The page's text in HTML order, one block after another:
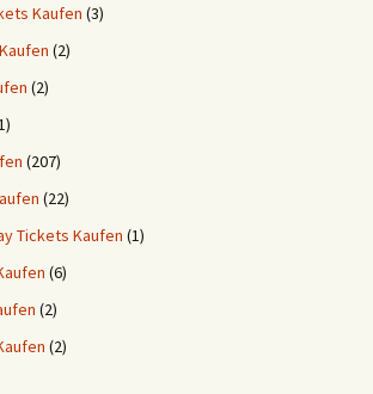
Kaufen (3)
(2)
(2)
(207)
(22)
Tickets Kaufen (1)
(6)
(2)
(2)